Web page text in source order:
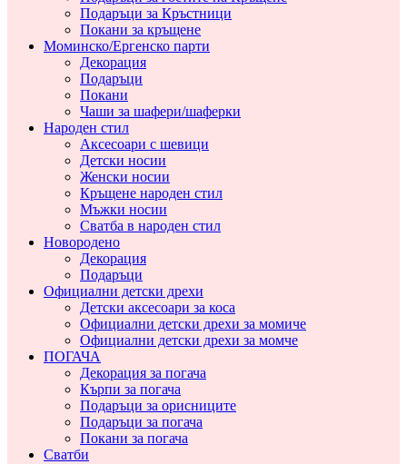
Подаръци за Кръстници
Покани за кръщене
Моминско/Ергенско парти
Декорация
Подаръци
Покани
Чаши за шафери/шаферки
Народен стил
Аксесоари с шевици
Детски носии
Женски носии
Кръщене народен стил
Мъжки носии
Сватба в народен стил
Новородено
Декорация
Подаръци
Официални детски дрехи
Детски аксесоари за коса
Официални детски дрехи за момиче
Официални детски дрехи за момче
ПОГАЧА
Декорация за погача
Кърпи за погача
Подаръци за орисниците
Подаръци за погача
Покани за погача
Сватби